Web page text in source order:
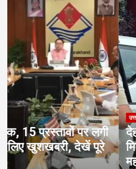
उत्तराखंड
देहरादून-मसूरी के
मिलेगी नई रफ्तार, MDDA
महत्वपूर्ण प्रस्तावों को मंजूरी